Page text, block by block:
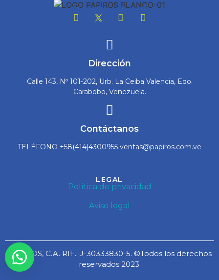
Dirección
Calle 143, Nº 101-202, Urb. La Ceiba Valencia, Edo.
Carabobo, Venezuela.
Contáctanos
TELÉFONO +58(414)4300955 ventas@papiros.com.ve
LEGAL
Política de privacidad
Aviso legal
PAPIROS, C.A. RIF.: J-30333830-5. ©Todos los derechos
reservados 2023.